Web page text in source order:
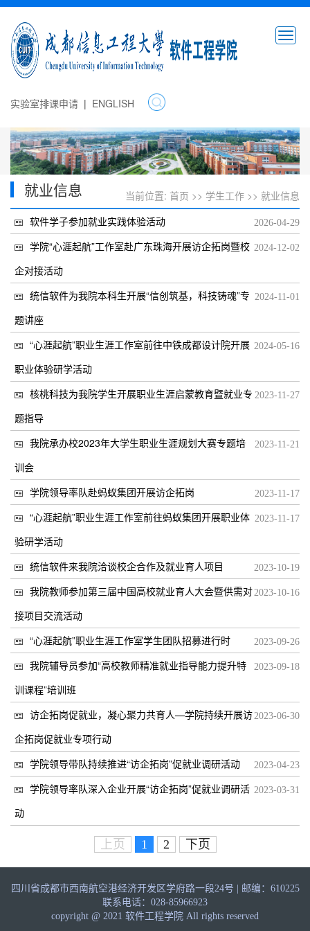
n
实验室排课申请 | ENGLISH
就业信息 当前位置: 首页 >> 学生工作 >> 就业信息
2026-04-29
软件学子参加就业实践体验活动
2024-12-02
学院“心涯起航”工作室赴广东珠海开展访企拓岗暨校
企对接活动
2024-11-01
统信软件为我院本科生开展“信创筑基，科技铸魂”专
题讲座
2024-05-16
“心涯起航”职业生涯工作室前往中铁成都设计院开展
职业体验研学活动
2023-11-27
核桃科技为我院学生开展职业生涯启蒙教育暨就业专
题指导
2023-11-21
我院承办校2023年大学生职业生涯规划大赛专题培
训会
2023-11-17
学院领导率队赴蚂蚁集团开展访企拓岗
2023-11-17
“心涯起航”职业生涯工作室前往蚂蚁集团开展职业体
验研学活动
2023-10-19
统信软件来我院洽谈校企合作及就业育人项目
2023-10-16
我院教师参加第三届中国高校就业育人大会暨供需对
接项目交流活动
2023-09-26
“心涯起航”职业生涯工作室学生团队招募进行时
2023-09-18
我院辅导员参加“高校教师精准就业指导能力提升特
训课程”培训班
2023-06-30
访企拓岗促就业，凝心聚力共育人—学院持续开展访
企拓岗促就业专项行动
2023-04-23
学院领导带队持续推进“访企拓岗”促就业调研活动
2023-03-31
学院领导率队深入企业开展“访企拓岗”促就业调研活
动
上页 1 2 下页
四川省成都市西南航空港经济开发区学府路一段24号 | 邮编：610225
联系电话：028-85966923
copyright @ 2021 软件工程学院 All rights reserved